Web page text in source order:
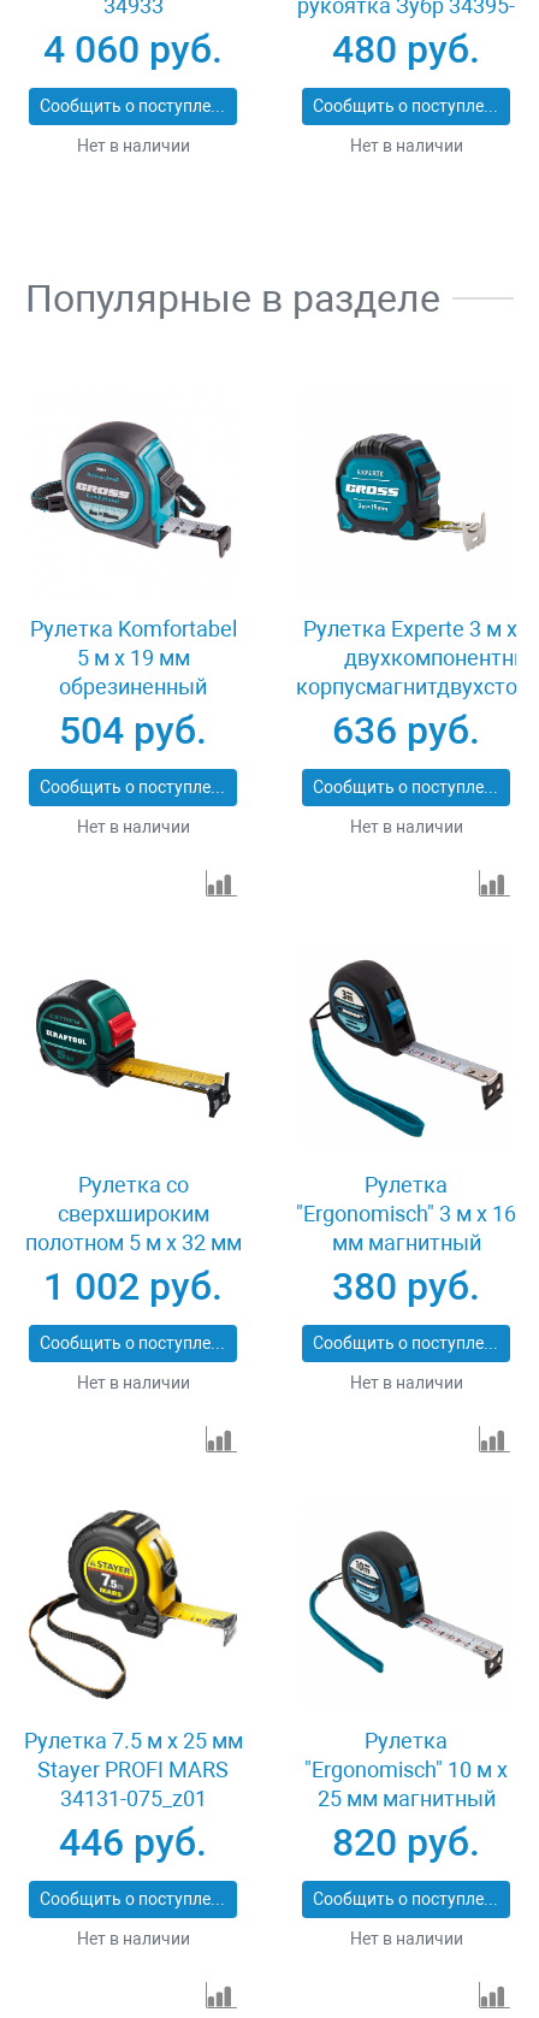
34933
4 060 руб.
Сообщить о поступлении
Нет в наличии
рукоятка Зубр 34395-
40
480 руб.
Сообщить о поступлении
Нет в наличии
Популярные в разделе
Рулетка Komfortabel
5 м х 19 мм
обрезиненный
корпус Gross 32561
504 руб.
Сообщить о поступлении
Нет в наличии
Рулетка Experte 3 м x
разметканейлон
32574
636 руб.
Сообщить о поступлении
Нет в наличии
Рулетка со
сверхшироким
полотном 5 м х 32 мм
Kraftool Extrem 34127-
5
1 002 руб.
Сообщить о поступлении
Нет в наличии
Рулетка
"Ergonomisch" 3 м x 16
мм магнитный
обрезиненный зацеп
Gross 31101
380 руб.
Сообщить о поступлении
Нет в наличии
Рулетка 7.5 м x 25 мм
Stayer PROFI MARS
34131-075_z01
446 руб.
Сообщить о поступлении
Нет в наличии
Рулетка
"Ergonomisch" 10 м x
25 мм магнитный
обрезиненный зацеп
Gross 31105
820 руб.
Сообщить о поступлении
Нет в наличии